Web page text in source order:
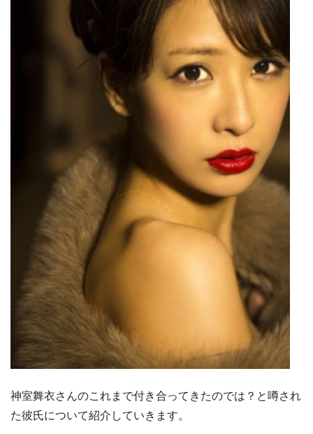
神室舞衣さんのこれまで付き合ってきたのでは？と噂され
た彼氏について紹介していきます。